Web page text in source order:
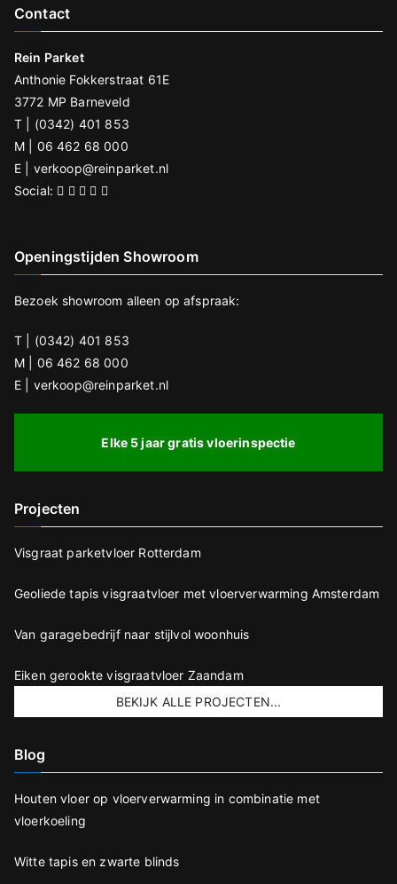
it
v
e
l
d
l
e
e
a
t
e
n
Contact
Rein Parket
Anthonie Fokkerstraat 61E
3772 MP Barneveld
T | (0342) 401 853
M | 06 462 68 000
E | verkoop@reinparket.nl
Social:
Openingstijden Showroom
Bezoek showroom alleen op afspraak:
T | (0342) 401 853
M | 06 462 68 000
E | verkoop@reinparket.nl
Elke 5 jaar gratis vloerinspectie
Projecten
Visgraat parketvloer Rotterdam
Geoliede tapis visgraatvloer met vloerverwarming Amsterdam
Van garagebedrijf naar stijlvol woonhuis
Eiken gerookte visgraatvloer Zaandam
BEKIJK ALLE PROJECTEN...
Blog
Houten vloer op vloerverwarming in combinatie met
vloerkoeling
Witte tapis en zwarte blinds